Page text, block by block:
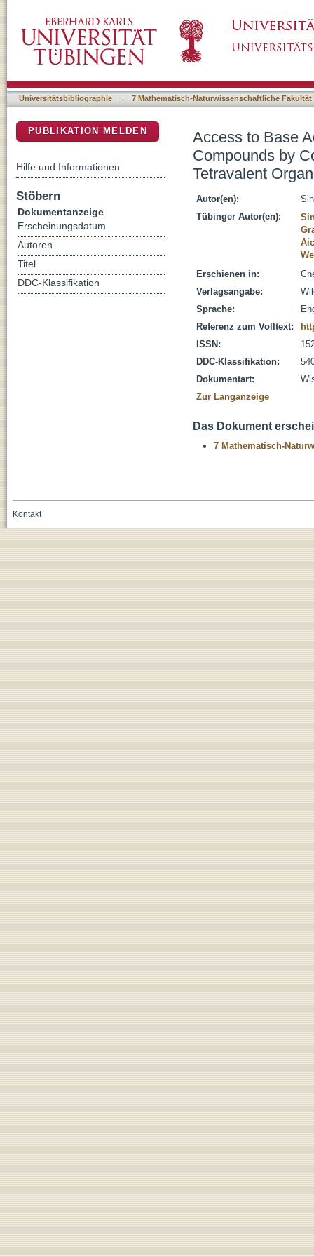
Hydrogen Abstraction from a Tetravalent
Universitätsbibliographie → 7 Mathematisch-Naturwissenschaftliche Fakultät
Access to Base
Compounds by
Tetravalent
Autor(en):
Tübinger Autor(en):
Erschienen in:
Verlagsangabe:
Sprache:
Referenz zum Volltext:
ISSN:
DDC-Klassifikation:
Dokumentart:
Zur Langanzeige
Das Dokument
7 Mathematisch-
PUBLIKATION MELDEN
Hilfe und Informationen
Stöbern
Dokumentanzeige
Erscheinungsdatum
Autoren
Titel
DDC-Klassifikation
Kontakt